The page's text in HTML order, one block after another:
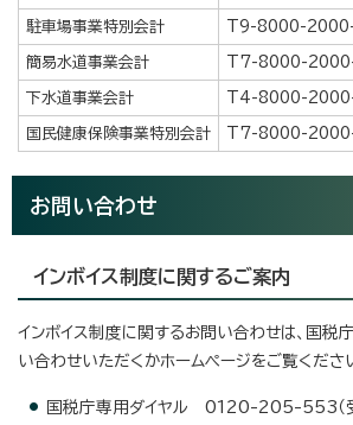
駐車場事業特別会計 T9-8000-
簡易水道事業会計 T7-8000-
下水道事業会計 T4-8000-
国民健康保険事業特別会計 T7-8000-
お問い合わせ
インボイス制度に関するご案内
インボイス制度に関するお問い合わせは、国税
い合わせいただくかホームページをご覧くださ
国税庁専用ダイヤル 0120-205-553（